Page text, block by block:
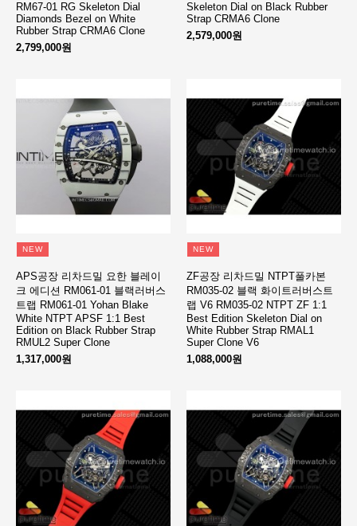
RM67-01 RG Skeleton Dial
Diamonds Bezel on White
Rubber Strap CRMA6 Clone
2,799,000원
Skeleton Dial on Black Rubber
Strap CRMA6 Clone
2,579,000원
NEW
APS공장 리차드밀 요한 블레이
크 에디션 RM061-01 블랙러버스
트랩 RM061-01 Yohan Blake
White NTPT APSF 1:1 Best
Edition on Black Rubber Strap
RMUL2 Super Clone
1,317,000원
NEW
ZF공장 리차드밀 NTPT풀카본
RM035-02 블랙 화이트러버스트
랩 V6 RM035-02 NTPT ZF 1:1
Best Edition Skeleton Dial on
White Rubber Strap RMAL1
Super Clone V6
1,088,000원